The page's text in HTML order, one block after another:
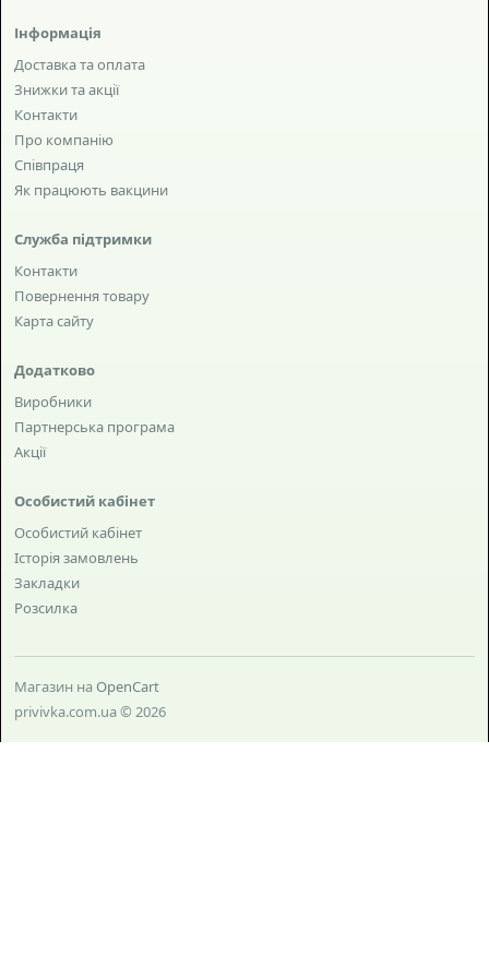
Інформація
Доставка та оплата
Знижки та акції
Контакти
Про компанію
Співпраця
Як працюють вакцини
Служба підтримки
Контакти
Повернення товару
Карта сайту
Додатково
Виробники
Партнерська програма
Акції
Особистий кабінет
Особистий кабінет
Історія замовлень
Закладки
Розсилка
Магазин на OpenCart
privivka.com.ua © 2026